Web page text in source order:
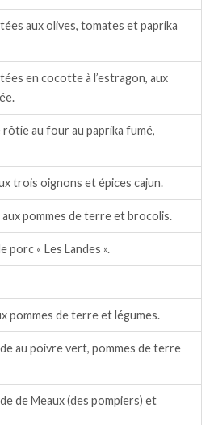
aux olives, tomates et paprika
en cocotte à l’estragon, aux
au four au paprika fumé,
trois oignons et épices cajun.
pommes de terre et brocolis.
porc « Les Landes ».
pommes de terre et légumes.
au poivre vert, pommes de terre
de Meaux (des pompiers) et